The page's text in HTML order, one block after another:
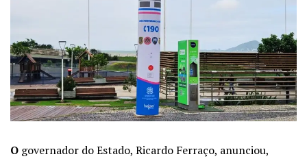
O governador do Estado, Ricardo Ferraço, anunciou,